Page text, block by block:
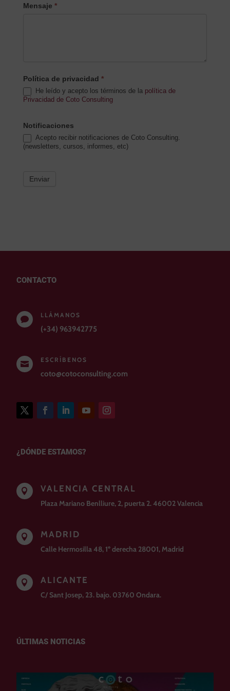
Mensaje *
Política de privacidad *
He leído y acepto los términos de la política de
Privacidad de Coto Consulting
Notificaciones
Acepto recibir notificaciones de Coto Consulting.
(newsletters, cursos, informes, etc)
Enviar
CONTACTO

LLÁMANOS
(+34) 963942775

ESCRÍBENOS
coto@cotoconsulting.com
¿DÓNDE ESTAMOS?
 VALENCIA CENTRAL
Plaza Mariano Benlliure, 2, puerta 2. 46002 Valencia
 MADRID
Calle Hermosilla 48, 1º derecha 28001, Madrid
 ALICANTE
C/ Sant Josep, 23. bajo. 03760 Ondara.
ÚLTIMAS NOTICIAS